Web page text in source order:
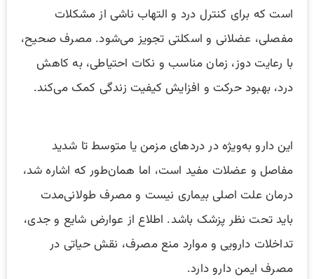
است که برای کنترل درد و التهاب ناشی از مشکلات
مفصلی، عضلانی و اسکلتی تجویز می‌شود. مصرف صحیح،
با رعایت دوز، زمان مناسب و نکات احتیاطی، به کاهش
درد، بهبود حرکت و افزایش کیفیت زندگی کمک می‌کند.
این دارو به‌ویژه در دردهای مزمن یا متوسط تا شدید
مفاصل و عضلات مفید است، اما همان‌طور که اشاره شد،
درمان علت اصلی بیماری نیست و مصرف طولانی‌مدت
باید تحت نظر پزشک باشد. اطلاع از عوارض شایع و جدی،
تداخلات دارویی و موارد منع مصرف، نقش حیاتی در
مصرف ایمن دارو دارد.